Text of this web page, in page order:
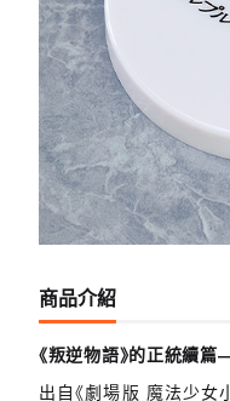
商品介紹
《叛逆物語》的正統續篇
出自《劇場版 魔法少女